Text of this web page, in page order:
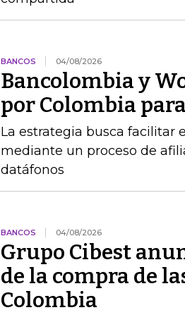
BANCOS 04/08/2026
Bancolombia y
por Colombia
La estrategia busca facilitar
mediante un proceso de
datáfonos
BANCOS 04/08/2026
Grupo Cibest
de la compra de
Colombia